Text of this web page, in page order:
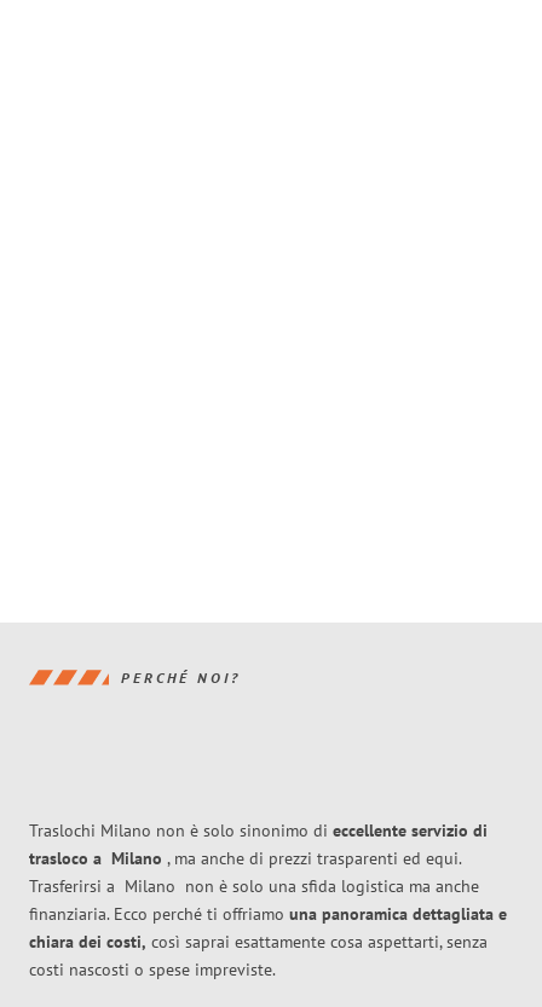
PERCHÉ NOI?
Traslochi Milano non è solo sinonimo di eccellente servizio di
trasloco a Milano , ma anche di prezzi trasparenti ed equi.
Trasferirsi a Milano non è solo una sfida logistica ma anche
finanziaria. Ecco perché ti offriamo una panoramica dettagliata e
chiara dei costi, così saprai esattamente cosa aspettarti, senza
costi nascosti o spese impreviste.